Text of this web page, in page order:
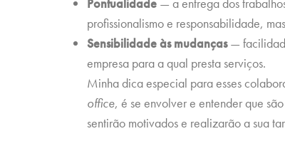
profissionalismo e responsabilidade,
Sensibilidade às mudanças—
empresa para a qual presta serviços.
Minha dica especial para esses
office, é se envolver e entender que
sentirão motivados e realizarão a sua